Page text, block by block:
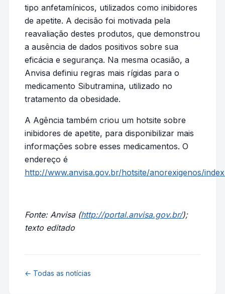
tipo anfetamínicos, utilizados como inibidores
de apetite. A decisão foi motivada pela
reavaliação destes produtos, que demonstrou
a ausência de dados positivos sobre sua
eficácia e segurança. Na mesma ocasião, a
Anvisa definiu regras mais rígidas para o
medicamento Sibutramina, utilizado no
tratamento da obesidade.
A Agência também criou um hotsite sobre
inibidores de apetite, para disponibilizar mais
informações sobre esses medicamentos. O
endereço é
http://www.anvisa.gov.br/hotsite/anorexigenos/
Fonte: Anvisa (http://portal.anvisa.gov.br/);
texto editado
← Todas as notícias